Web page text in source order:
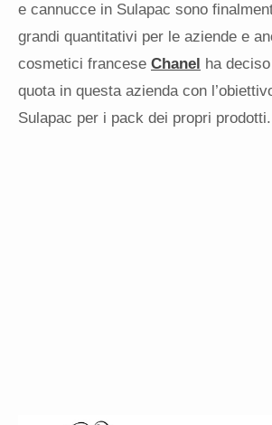
e cannucce in Sulapac sono
grandi quantitativi per le aziende e
cosmetici francese Chanel
ha
quota in questa azienda con
Sulapac per i pack dei propri prodotti.